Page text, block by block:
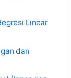
Linear
dan